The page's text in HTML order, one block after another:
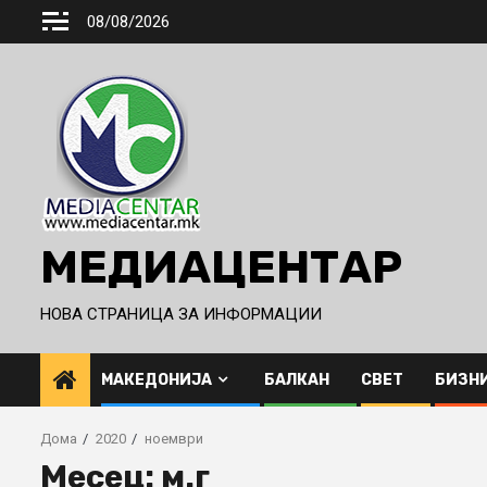
08/08/2026
МЕДИАЦЕНТАР
НОВА СТРАНИЦА ЗА ИНФОРМАЦИИ
МАКЕДОНИЈА БАЛКАН СВЕТ
Дома 2020 ноември
Месец: м.г